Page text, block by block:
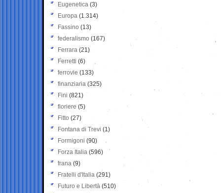
Eugenetica (3)
Europa (1.314)
Fassino (13)
federalismo (167)
Ferrara (21)
Ferretti (6)
ferrovie (133)
finanziaria (325)
Fini (821)
fioriere (5)
Fitto (27)
Fontana di Trevi (1)
Formigoni (90)
Forza Italia (596)
frana (9)
Fratelli d'Italia (291)
Futuro e Libertà (510)